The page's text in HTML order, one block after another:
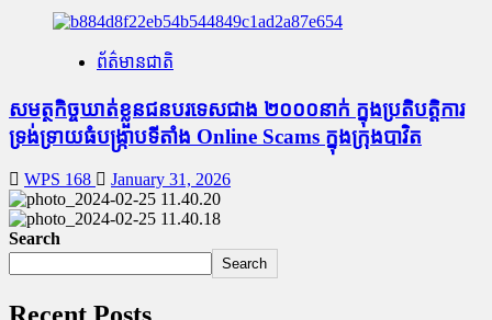
ព័ត៌មានជាតិ
សមត្ថកិច្ចឃាត់ខ្លួនជនបរទេសជាង ២០០០នាក់ ក្នុងប្រតិបត្តិការ
ទ្រង់​ទ្រាយ​ធំ​បង្ក្រាប​ទីតាំង Online Scams ក្នុងក្រុងបាវិត
WPS 168 January 31, 2026
Search
Search
Recent Posts